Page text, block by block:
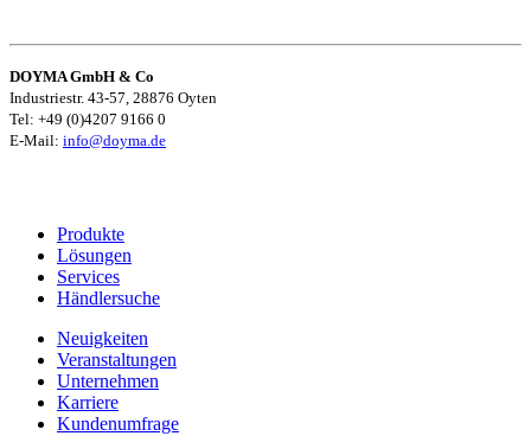
DOYMA GmbH & Co
Industriestr. 43-57, 28876 Oyten
Tel: +49 (0)4207 9166 0
E-Mail: info@doyma.de
Produkte
Lösungen
Services
Händlersuche
Neuigkeiten
Veranstaltungen
Unternehmen
Karriere
Kundenumfrage